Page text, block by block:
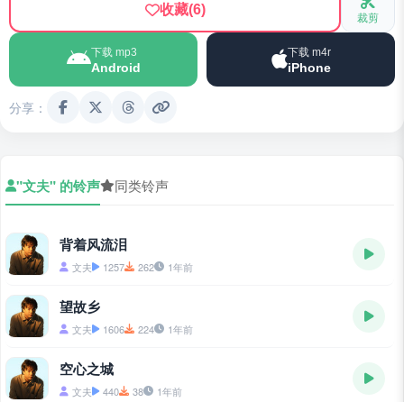
收藏(6) 裁剪
下载 mp3
Android
下载 m4r
iPhone
分享：
"文夫" 的铃声 同类铃声
背着风流泪
文夫 1257 262 1年前
望故乡
文夫 1606 224 1年前
空心之城
文夫 440 38 1年前